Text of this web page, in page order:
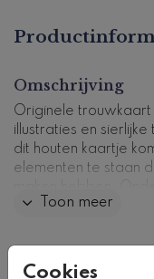
Cookies
Omschrijving
Originele
illustraties en
dit houten kaartje
elementen te staan
speelse letter. Op
onze handige editor.
Toon meer
Collectie